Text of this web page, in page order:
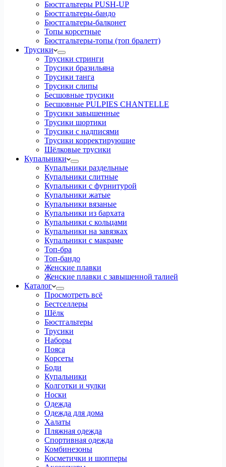
Бюстгальтеры PUSH-UP
Бюстгальтеры-бандо
Бюстгальтеры-балконет
Топы корсетные
Бюстгальтеры-топы (топ бралетт)
Трусики
Трусики стринги
Трусики бразильяна
Трусики танга
Трусики слипы
Бесшовные трусики
Бесшовные PULPIES CHANTELLE
Трусики завышенные
Трусики шортики
Трусики с надписями
Трусики корректирующие
Шёлковые трусики
Купальники
Купальники раздельные
Купальники слитные
Купальники с фурнитурой
Купальники жатые
Купальники вязаные
Купальники из бархата
Купальники с кольцами
Купальники на завязках
Купальники с макраме
Топ-бра
Топ-бандо
Женские плавки
Женские плавки с завышенной талией
Каталог
Просмотреть всё
Бестселлеры
Шёлк
Бюстгальтеры
Трусики
Наборы
Пояса
Корсеты
Боди
Купальники
Колготки и чулки
Носки
Одежда
Одежда для дома
Халаты
Пляжная одежда
Спортивная одежда
Комбинезоны
Косметички и шопперы